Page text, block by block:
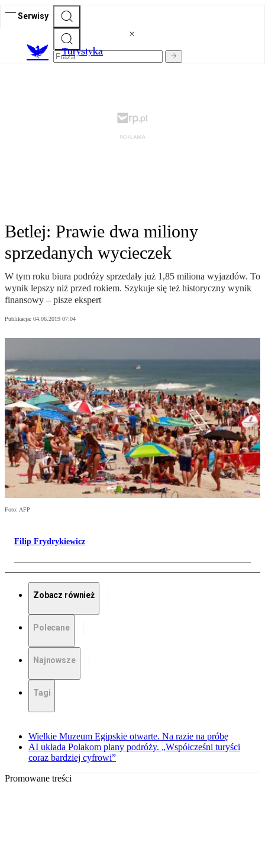
Serwisy
Turystyka
Betlej: Prawie dwa miliony
sprzedanych wycieczek
W tym roku biura podróży sprzedały już 1,85 miliona wyjazdów. To
wynik lepszy niż przed rokiem. Szykuje się też historyczny wynik
finansowy – pisze ekspert
Publikacja: 04.06.2019 07:04
Foto: AFP
Filip Frydrykiewicz
Zobacz również
Polecane
Najnowsze
Tagi
Wielkie Muzeum Egipskie otwarte. Na razie na próbę
AI układa Polakom plany podróży. „Współcześni turyści
coraz bardziej cyfrowi”
Promowane treści